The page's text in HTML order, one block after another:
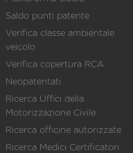
Saldo punti patente
Verifica classe ambientale
veicolo
Verifica copertura RCA
Neopatentati
Ricerca Uffici della
Motorizzazione Civile
Ricerca officine autorizzate
Ricerca Medici Certificatori